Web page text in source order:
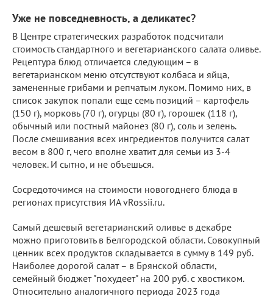
Уже не повседневность, а деликатес?
В Центре стратегических разработок подсчитали
стоимость стандартного и вегетарианского салата оливье.
Рецептура блюд отличается следующим – в
вегетарианском меню отсутствуют колбаса и яйца,
замененные грибами и репчатым луком. Помимо них, в
список закупок попали еще семь позиций – картофель
(150 г), морковь (70 г), огурцы (80 г), горошек (118 г),
обычный или постный майонез (80 г), соль и зелень.
После смешивания всех ингредиентов получится салат
весом в 800 г, чего вполне хватит для семьи из 3-4
человек. И сытно, и не объешься.
Сосредоточимся на стоимости новогоднего блюда в
регионах присутствия ИА vRossii.ru.
Самый дешевый вегетарианский оливье в декабре
можно приготовить в Белгородской области. Совокупный
ценник всех продуктов складывается в сумму в 149 руб.
Наиболее дорогой салат – в Брянской области,
семейный бюджет "похудеет" на 200 руб. с хвостиком.
Относительно аналогичного периода 2023 года